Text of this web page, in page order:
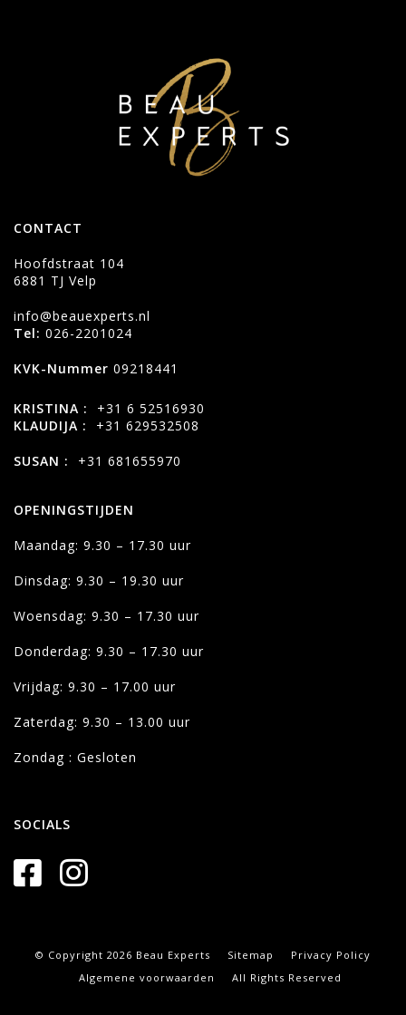
CONTACT
Hoofdstraat 104
6881 TJ Velp
info@beauexperts.nl
Tel: 026-2201024
KVK-Nummer 09218441
KRISTINA :
+31 6 52516930
KLAUDIJA :
+31 629532508
SUSAN : +31 681655970
OPENINGSTIJDEN
Maandag: 9.30 – 17.30 uur
Dinsdag: 9.30 – 19.30 uur
Woensdag: 9.30 – 17.30 uur
Donderdag: 9.30 – 17.30 uur
Vrijdag: 9.30 – 17.00 uur
Zaterdag: 9.30 – 13.00 uur
Zondag : Gesloten
SOCIALS
© Copyright 2026 Beau Experts Sitemap
Privacy Policy
Algemene voorwaarden
All Rights Reserved